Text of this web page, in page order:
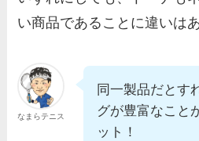
い商品であることに違いは
なまらテニス
同一製品だとす
グが豊富なこと
ット！